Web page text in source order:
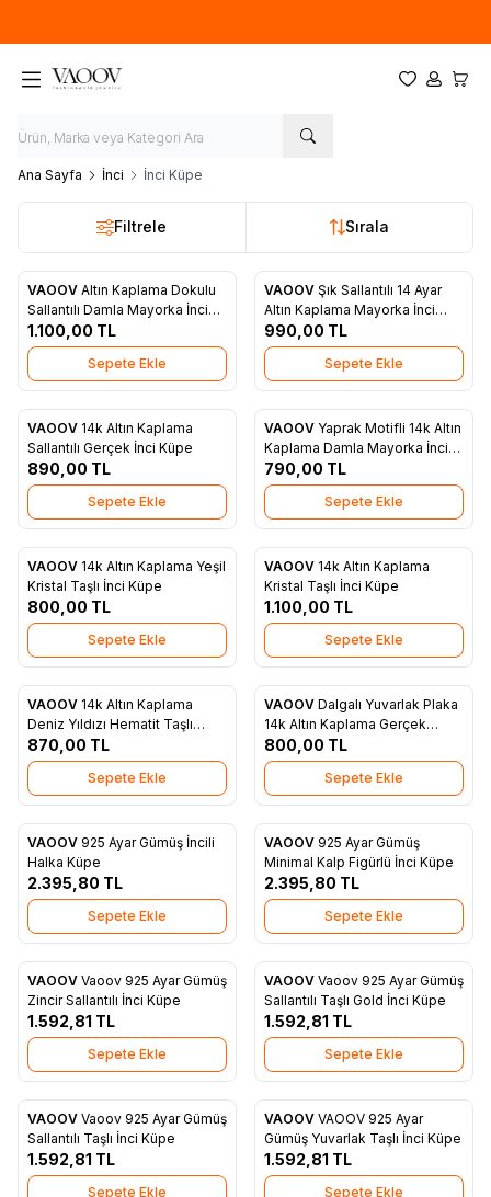
Favorilerim
Hesabım
Ana Sayfa İnci İnci Küpe
Filtrele Sırala
Yeni
Favorilere Ekle
VAOOV Altın Kaplama Dokulu
Sallantılı Damla Mayorka İnci
Küpe
1.100,00 TL
Sepete Ekle
Yeni
Favorilere Ekle
VAOOV Şık Sallantılı 14 Ayar
Altın Kaplama Mayorka İnci
Küpe
990,00 TL
Sepete Ekle
Yeni
Favorilere Ekle
VAOOV 14k Altın Kaplama
Sallantılı Gerçek İnci Küpe
890,00 TL
Sepete Ekle
Yeni
Favorilere Ekle
VAOOV Yaprak Motifli 14k Altın
Kaplama Damla Mayorka İnci
Küpe
790,00 TL
Sepete Ekle
Yeni
Favorilere Ekle
VAOOV 14k Altın Kaplama Yeşil
Kristal Taşlı İnci Küpe
800,00 TL
Sepete Ekle
Yeni
Favorilere Ekle
VAOOV 14k Altın Kaplama
Kristal Taşlı İnci Küpe
1.100,00 TL
Sepete Ekle
Yeni
Favorilere Ekle
VAOOV 14k Altın Kaplama
Deniz Yıldızı Hematit Taşlı
Gerçek Mayorka İnci Küpe
870,00 TL
Sepete Ekle
Yeni
Favorilere Ekle
VAOOV Dalgalı Yuvarlak Plaka
14k Altın Kaplama Gerçek
Mayorka İnci Küpe
800,00 TL
Sepete Ekle
Favorilere Ekle
VAOOV 925 Ayar Gümüş İncili
Halka Küpe
2.395,80 TL
Sepete Ekle
Favorilere Ekle
VAOOV 925 Ayar Gümüş
Minimal Kalp Figürlü İnci Küpe
2.395,80 TL
Sepete Ekle
Favorilere Ekle
VAOOV Vaoov 925 Ayar Gümüş
Zincir Sallantılı İnci Küpe
1.592,81 TL
Sepete Ekle
Favorilere Ekle
VAOOV Vaoov 925 Ayar Gümüş
Sallantılı Taşlı Gold İnci Küpe
1.592,81 TL
Sepete Ekle
Favorilere Ekle
VAOOV Vaoov 925 Ayar Gümüş
Sallantılı Taşlı İnci Küpe
1.592,81 TL
Sepete Ekle
Favorilere Ekle
VAOOV VAOOV 925 Ayar
Gümüş Yuvarlak Taşlı İnci Küpe
1.592,81 TL
Sepete Ekle